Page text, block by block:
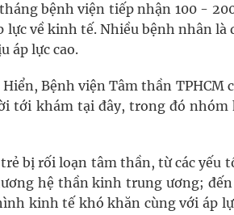
bệnh viện tiếp nhận 100 -
lực về kinh tế. Nhiều bệnh nhân
áp lực cao.
Bệnh viện Tâm thần
tới khám tại đây, trong đó nhóm
bị rối loạn tâm thần, từ các yếu
hệ thần kinh trung ương; đến
kinh tế khó khăn cùng với áp